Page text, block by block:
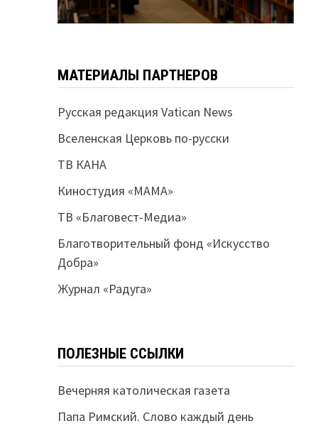
МАТЕРИАЛЫ ПАРТНЕРОВ
Русская редакция Vatican News
Вселенская Церковь по-русски
ТВ КАНА
Киностудия «МАМА»
ТВ «Благовест-Медиа»
Благотворительный фонд «Искусство
Добра»
Журнал «Радуга»
ПОЛЕЗНЫЕ ССЫЛКИ
Вечерняя католическая газета
Папа Римский. Слово каждый день